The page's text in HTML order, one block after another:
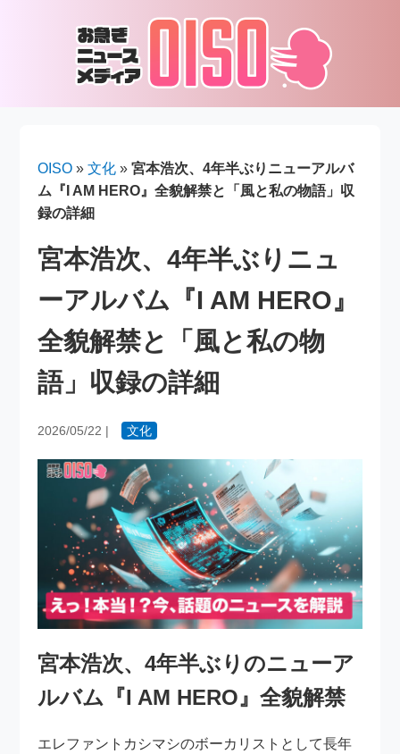
OISO »文化 »宮本浩次、4年半ぶりニューアルバ
ム『I AM HERO』全貌解禁と「風と私の物語」収
録の詳細
宮本浩次、4年半ぶりニュ
ーアルバム『I AM HERO』
全貌解禁と「風と私の物
語」収録の詳細
2026/05/22 | 文化
宮本浩次、4年半ぶりのニューア
ルバム『I AM HERO』全貌解禁
エレファントカシマシのボーカリストとして長年